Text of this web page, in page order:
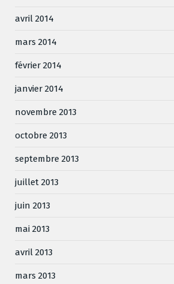
avril 2014
mars 2014
février 2014
janvier 2014
novembre 2013
octobre 2013
septembre 2013
juillet 2013
juin 2013
mai 2013
avril 2013
mars 2013